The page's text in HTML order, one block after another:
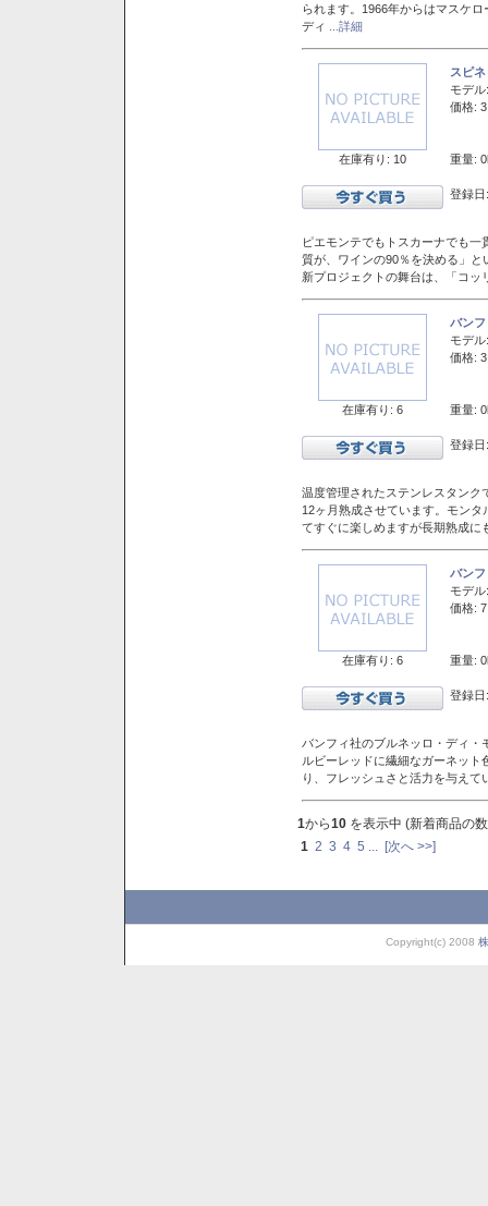
られます。1966年からはマスケ
ディ
...詳細
在庫有り: 10
スピ
モデル:
価格:
重量:
登録
ピエモンテでもトスカーナでも
質が、ワインの90％を決める」
新プロジェクトの舞台は、「コ
在庫有り: 6
バン
モデル:
価格:
重量:
登録
温度管理されたステンレスタンク
12ヶ月熟成させています。モン
てすぐに楽しめますが長期熟成に
在庫有り: 6
バン
モデル:
価格:
重量:
登録
バンフィ社のブルネッロ・ディ
ルビーレッドに繊細なガーネッ
り、フレッシュさと活力を与え
1から10 を表示中 (新着商品の
1 2 3 4 5 [次へ >>]
Copyright(c) 2008